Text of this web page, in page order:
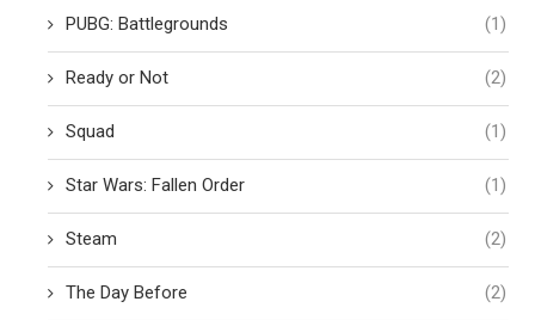
PUBG: Battlegrounds (1)
Ready or Not (2)
Squad (1)
Star Wars: Fallen Order (1)
Steam (2)
The Day Before (2)